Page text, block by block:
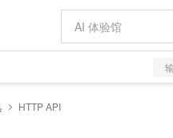
HTTP API
AI 场景体验
配置报价器
基础软件
产品伙伴合作
阿里云认证
市场活动